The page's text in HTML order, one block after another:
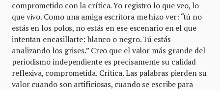
comprometido con la crítica. Yo registro lo que veo, lo
que vivo. Como una amiga escritora me hizo ver: “tú no
estás en los polos, no estás en ese escenario en el que
intentan encasillarte: blanco o negro. Tú estás
analizando los grises.” Creo que el valor más grande del
periodismo independiente es precisamente su calidad
reflexiva, comprometida. Crítica. Las palabras pierden su
valor cuando son artificiosas, cuando se escribe para